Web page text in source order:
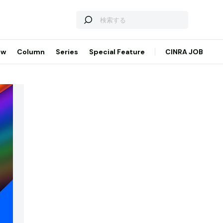
Column Series Special Feature CINRA JOB